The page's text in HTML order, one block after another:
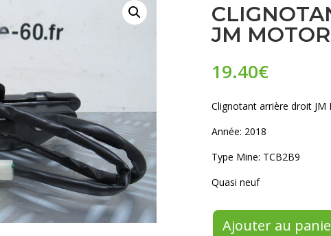
JM
19.40€
Clignotant arrière droit JM
Année: 2018
Type Mine: TCB2B9
Quasi neuf
Ajouter au